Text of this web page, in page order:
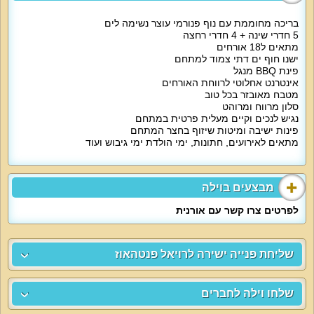
בריכה מחוממת עם נוף פנורמי עוצר נשימה לים
5 חדרי שינה + 4 חדרי רחצה
מתאים ל18 אורחים
ישנו חוף ים דתי צמוד למתחם
פינת BBQ מנגל
אינטרנט אחלוטי לרווחת האורחים
מטבח מאובזר בכל טוב
סלון מרווח ומרוהט
נגיש לנכים וקיים מעלית פרטית במתחם
פינות ישיבה ומיטות שיזוף בחצר המתחם
מתאים לאירועים, חתונות, ימי הולדת ימי גיבוש ועוד
מבצעים בוילה
לפרטים צרו קשר עם אורנית
חנייה ל-2 רכבים, מגהץ, מתקני כושר, ערכת קפה, מעלית פרטית, נוף לים.
מיוחד לילדים:
הווילה מתאימה לאירוח עם ילדים בכל הגילאים. לינה לילדים בלול, מיטות יחיד,
מזרני יחיד.
מיוחד לדתיים:
אפשרות למיחם, פלטת שבת, בית כנסת ומקווה במרחק הליכה.
למי זה מתאים?
משפחות, זוגות, קבוצות חברים, קהל דתי, סדנאות, הרצאות, אירועי חברה, אירועים
עסקיים, ימי גיבוש, אירועים רומנטיים ומשפחתיים, ימי כיף, ימי הולדת, מסיבות
שליחת פנייה ישירה לרויאל פנטהאוז
שלחו וילה לחברים